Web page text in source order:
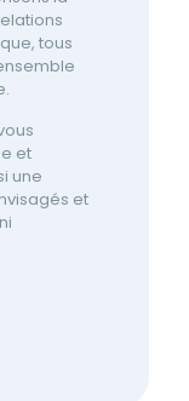
tous
et
une
et